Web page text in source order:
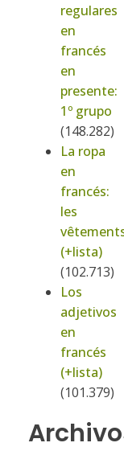
regulares
en
francés
en
presente:
1º grupo
(148.282)
La ropa
en
francés:
les
(+lista)
(102.713)
Los
adjetivos
en
francés
(+lista)
(101.379)